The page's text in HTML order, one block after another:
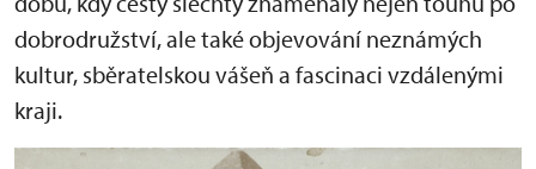
dobrodružství, ale také objevování neznámých
kultur, sběratelskou vášeň a fascinaci vzdálenými
kraji.